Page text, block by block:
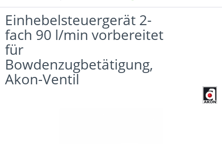
Einhebelsteuergerät 2-
fach 90 l/min vorbereitet
für
Bowdenzugbetätigung,
Akon-Ventil